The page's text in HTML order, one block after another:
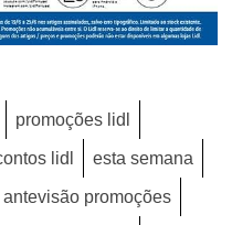
promoções lidl
lidl esta semana
antevisão promoções